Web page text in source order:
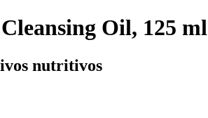
Oil, 125 ml
nutritivos